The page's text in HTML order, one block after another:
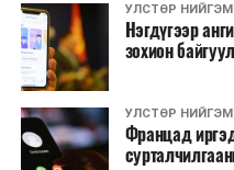
УЛСТӨР НИЙГЭМ
Нэгдүгээр
зохион
УЛСТӨР НИЙГЭМ
Францад